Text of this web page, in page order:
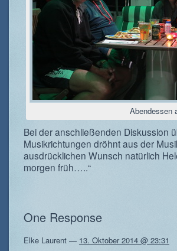
Abendessen
Bei der anschließenden Diskussion
Musikrichtungen dröhnt aus der
ausdrücklichen Wunsch natürlich
morgen früh…..“
One Response
Elke Laurent — 13. Oktober 2014 @ 23:31